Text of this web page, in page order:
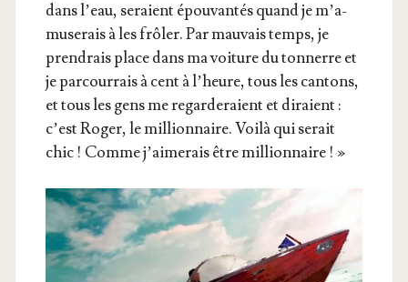
dans l’eau, seraient épou­van­tés quand je m’a­
mu­se­rais à les frô­ler. Par mau­vais temps, je
pren­drais place dans ma voi­ture du ton­nerre et
je par­cour­rais à cent à l’heure, tous les can­tons,
et tous les gens me regar­de­raient et diraient :
c’est Roger, le mil­lion­naire. Voi­là qui serait
chic ! Comme j’ai­me­rais être millionnaire ! »